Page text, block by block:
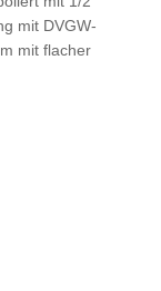
mit DVGW-
mit flacher